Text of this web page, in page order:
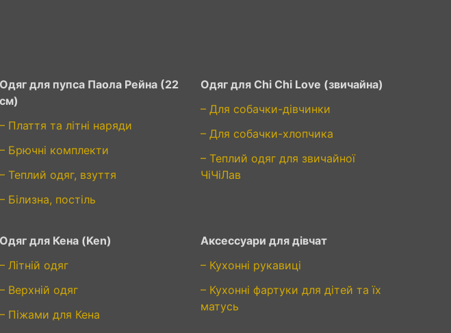
Одяг для пупса Паола Рейна (22
см)
– Плаття та літні наряди
– Брючні комплекти
– Теплий одяг, взуття
– Білизна, постіль
Одяг для Chi Chi Love (звичайна)
– Для собачки-дівчинки
– Для собачки-хлопчика
– Теплий одяг для звичайної
ЧіЧіЛав
Одяг для Кена (Ken)
– Літній одяг
– Верхній одяг
– Піжами для Кена
Аксессуари для дівчат
– Кухонні рукавиці
– Кухонні фартуки для дітей та їх
матусь